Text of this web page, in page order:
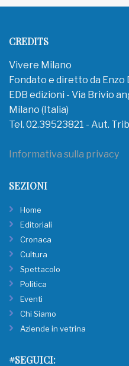
CREDITS
Vivere Milano
Fondato e diretto da Enzo
EDB edizioni - Via Brivio
Milano (Italia)
Tel. 02.39523821 - Aut.
Informativa sulla privacy
SEZIONI
Home
Editoriali
Cronaca
Cultura
Spettacolo
Politica
Eventi
Chi Siamo
Aziende in vetrina
#SEGUICI: